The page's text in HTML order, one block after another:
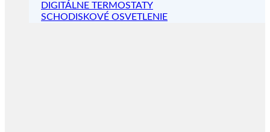
DIGITÁLNE TERMOSTATY
SCHODISKOVÉ OSVETLENIE